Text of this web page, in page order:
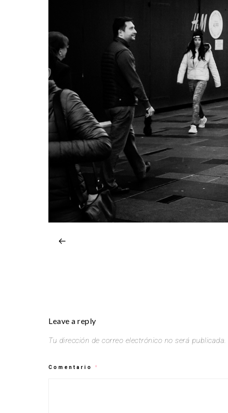
Leave a reply
Tu dirección de correo electrónico no será publicada.
Comentario *